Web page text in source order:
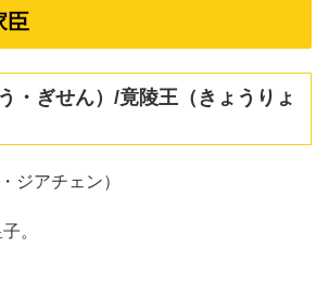
臣
・ぎせん）/竟陵王（きょうりょ
ジアチェン）
。